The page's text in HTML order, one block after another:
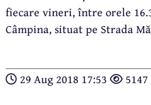
fiecare vineri, între orele
Câmpina, situat pe Strada
29 Aug 2018 17:53